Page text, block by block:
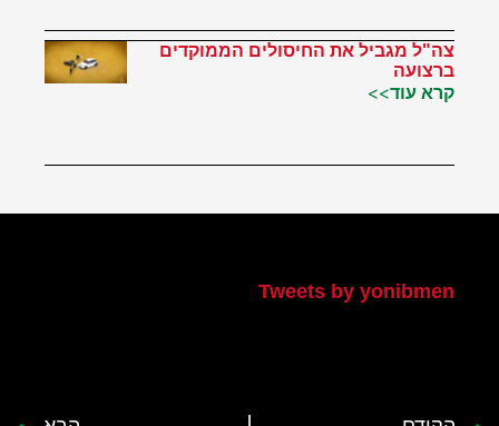
צה"ל מגביל את החיסולים הממוקדים
ברצועה
קרא עוד>>
Tweets by yonibmen